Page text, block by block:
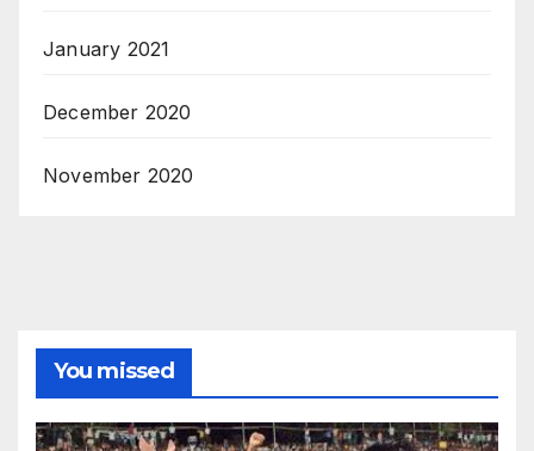
January 2021
December 2020
November 2020
You missed